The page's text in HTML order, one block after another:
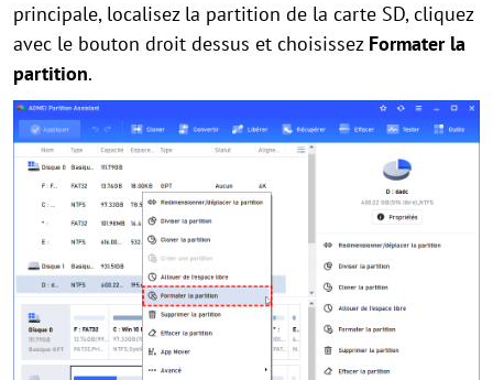
principale, localisez la partition de la carte SD, cliquez
avec le bouton droit dessus et choisissez Formater la
partition.